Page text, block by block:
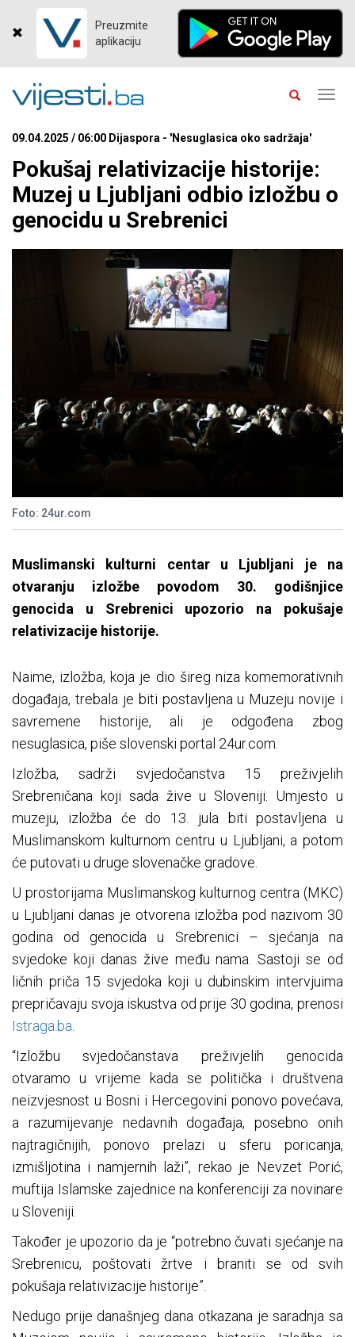
Preuzmite
aplikaciju
09.04.2025 / 06:00 Dijaspora - 'Nesuglasica oko sadržaja'
Pokušaj relativizacije historije:
Muzej u Ljubljani odbio izložbu o
genocidu u Srebrenici
Foto: 24ur.com
Muslimanski kulturni centar u Ljubljani je na
otvaranju izložbe povodom 30. godišnjice
genocida u Srebrenici upozorio na pokušaje
relativizacije historije.
Naime, izložba, koja je dio šireg niza komemorativnih
događaja, trebala je biti postavljena u Muzeju novije i
savremene historije, ali je odgođena zbog
nesuglasica, piše slovenski portal 24ur.com.
Izložba, sadrži svjedočanstva 15 preživjelih
Srebreničana koji sada žive u Sloveniji. Umjesto u
muzeju, izložba će do 13. jula biti postavljena u
Muslimanskom kulturnom centru u Ljubljani, a potom
će putovati u druge slovenačke gradove.
U prostorijama Muslimanskog kulturnog centra (MKC)
u Ljubljani danas je otvorena izložba pod nazivom 30
godina od genocida u Srebrenici – sjećanja na
svjedoke koji danas žive među nama. Sastoji se od
ličnih priča 15 svjedoka koji u dubinskim intervjuima
prepričavaju svoja iskustva od prije 30 godina, prenosi
Istraga.ba.
“Izložbu svjedočanstava preživjelih genocida
otvaramo u vrijeme kada se politička i društvena
neizvjesnost u Bosni i Hercegovini ponovo povećava,
a razumijevanje nedavnih događaja, posebno onih
najtragičnijih, ponovo prelazi u sferu poricanja,
izmišljotina i namjernih laži”, rekao je Nevzet Porić,
muftija Islamske zajednice na konferenciji za novinare
u Sloveniji.
Također je upozorio da je “potrebno čuvati sjećanje na
Srebrenicu, poštovati žrtve i braniti se od svih
pokušaja relativizacije historije”.
Nedugo prije današnjeg dana otkazana je saradnja sa